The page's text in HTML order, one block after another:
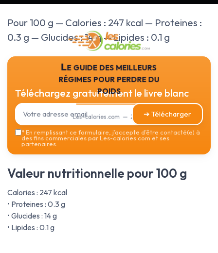
Pour 100 g — Calories : 247 kcal — Proteines :
0.3 g — Glucides : 14 g — Lipides : 0.1 g
Le guide des meilleurs
régimes pour perdre du
poids
Les-calories.com — 2026
Téléchargez gratuitement le livre blanc
➔ Télécharger
*En remplissant ce formulaire, j’accepte d’être contacté(e) à
des fins commerciales par Les-calories.com et ses
partenaires.
Valeur nutritionnelle pour 100 g
Calories : 247 kcal
• Proteines : 0.3 g
• Glucides : 14 g
• Lipides : 0.1 g